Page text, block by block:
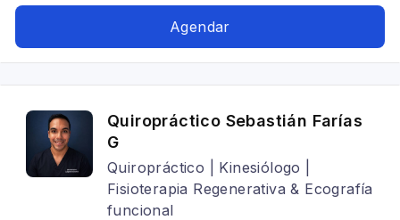
Agendar
Quiropráctico Sebastián Farías
G
Quiropráctico | Kinesiólogo |
Fisioterapia Regenerativa & Ecografía
funcional